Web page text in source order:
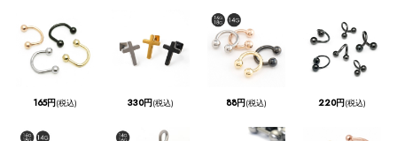
165円(税込) 330円(税込) 88円(税込) 220円(税込)